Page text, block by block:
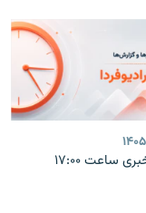
ساعت ۱۷:۰۰